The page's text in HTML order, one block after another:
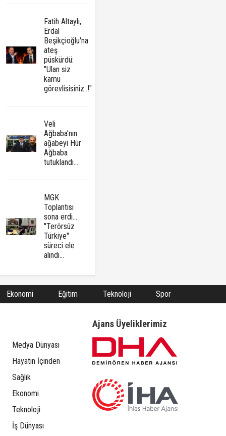
Fatih Altaylı,
Erdal
Beşikçioğlu'na
ateş
püskürdü:
"Ulan siz
kamu
görevlisisiniz..!"
Veli
Ağbaba'nın
ağabeyi Hür
Ağbaba
tutuklandı...
MGK
Toplantısı
sona erdi...
"Terörsüz
Türkiye"
süreci ele
alındı...
Ekonomi Eğitim Teknoloji Spor
Medya Dünyası
Hayatın İçinden
Sağlık
Ekonomi
Teknoloji
İş Dünyası
Ajans Üyeliklerimiz